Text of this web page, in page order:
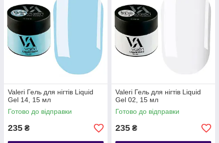
Valeri Гель для нігтів Liquid
Gel 14, 15 мл
Готово до відправки
235 ₴
Valeri Гель для нігтів Liquid
Gel 02, 15 мл
Готово до відправки
235 ₴